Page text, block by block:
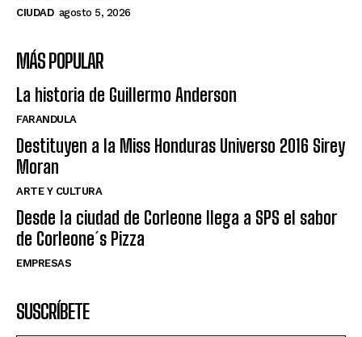
CIUDAD agosto 5, 2026
MÁS POPULAR
La historia de Guillermo Anderson
FARANDULA
Destituyen a la Miss Honduras Universo 2016 Sirey
Moran
ARTE Y CULTURA
Desde la ciudad de Corleone llega a SPS el sabor
de Corleone´s Pizza
EMPRESAS
SUSCRÍBETE